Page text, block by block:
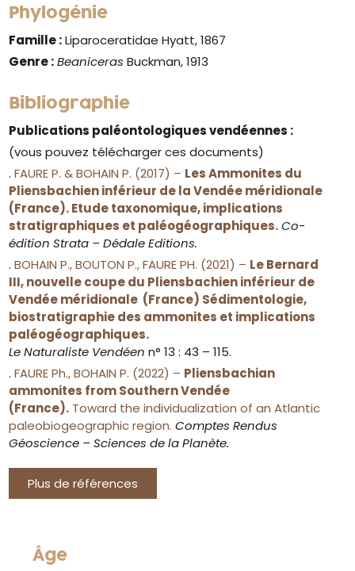
Phylogénie
Famille :Liparoceratidae Hyatt, 1867
Genre : Beaniceras Buckman, 1913
Bibliographie
Publications paléontologiques vendéennes :
(vous pouvez télécharger ces documents)
.FAURE P. & BOHAIN P. (2017) – Les Ammonites du
Pliensbachien inférieur de la Vendée méridionale
(France). Etude taxonomique, implications
stratigraphiques et paléogéographiques. Co-
édition Strata – Dédale Editions.
.BOHAIN P., BOUTON P., FAURE PH. (2021) – Le Bernard
III, nouvelle coupe du Pliensbachien inférieur de
Vendée méridionale (France) Sédimentologie,
biostratigraphie des ammonites et implications
paléogéographiques.
Le Naturaliste Vendéen n° 13 : 43 – 115.
.FAURE Ph., BOHAIN P. (2022) – Pliensbachian
ammonites from Southern Vendée
(France). Toward the individualization of an Atlantic
paleobiogeographic region. Comptes Rendus
Géoscience – Sciences de la Planète.
Plus de références
Âge